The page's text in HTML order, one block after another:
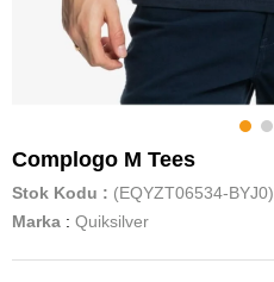
Complogo M Tees
Stok Kodu
(EQYZT06534-BYJ0)
Marka : Quiksilver